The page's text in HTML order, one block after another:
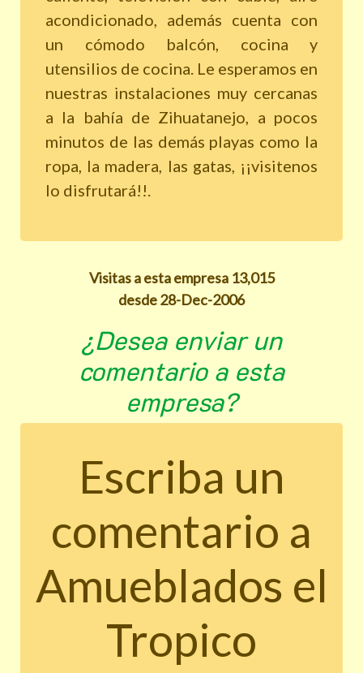
acondicionado, además cuenta con
un cómodo balcón, cocina y
utensilios de cocina. Le esperamos en
nuestras instalaciones muy cercanas
a la bahía de Zihuatanejo, a pocos
minutos de las demás playas como la
ropa, la madera, las gatas, ¡¡visitenos
lo disfrutará!!.
Visitas a esta empresa 13,015
desde 28-Dec-2006
¿Desea enviar un
comentario a esta
empresa?
Escriba un
comentario a
Amueblados el
Tropico